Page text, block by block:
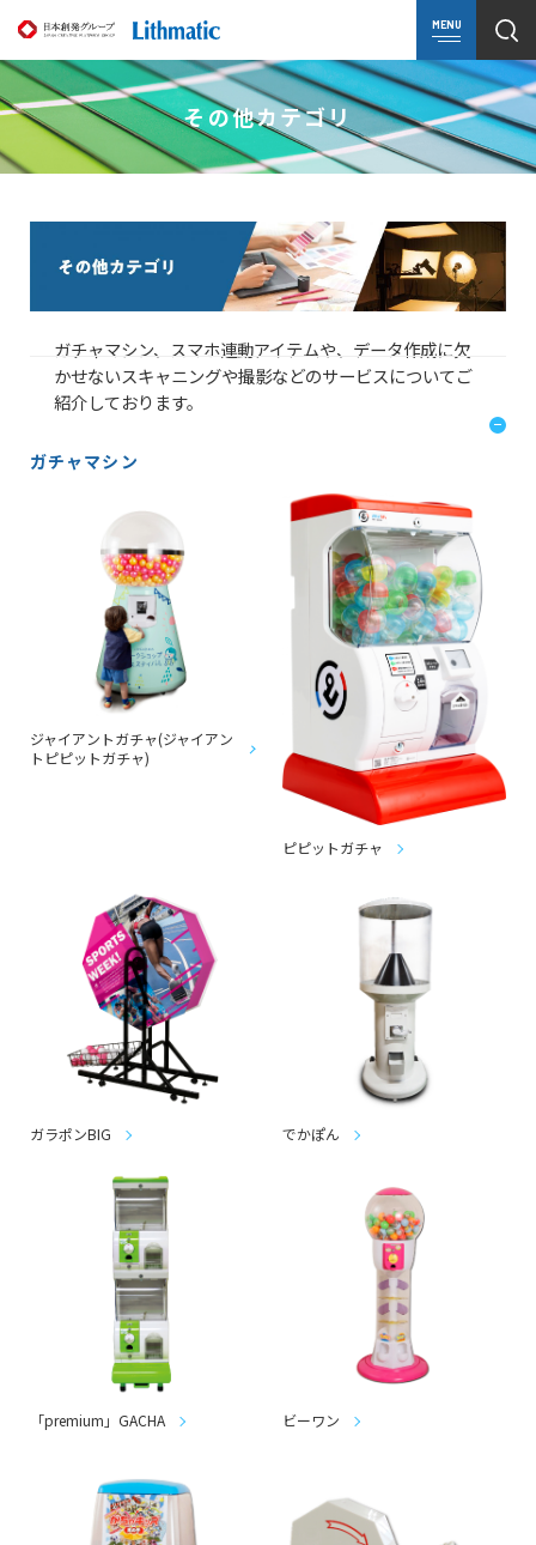
MENU
その他カテゴリ
ガチャマシン、スマホ連動アイテムや、データ作成に欠
かせないスキャニングや撮影などのサービスについてご
紹介しております。
ガチャマシン
ジャイアントガチャ(ジャイアン
トピピットガチャ)
ピピットガチャ
ガラポンBIG でかぽん
「premium」GACHA ビーワン